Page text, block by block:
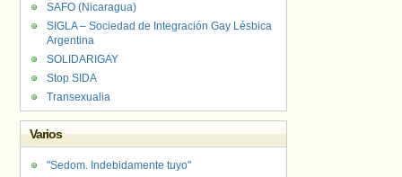
SAFO (Nicaragua)
SIGLA – Sociedad de Integración Gay Lésbica
Argentina
SOLIDARIGAY
Stop SIDA
Transexualia
Varios
"Sedom. Indebidamente tuyo"